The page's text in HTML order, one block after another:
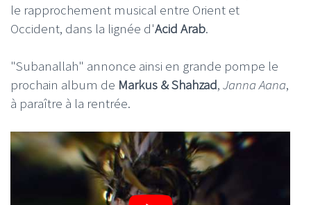
le rapprochement musical entre Orient et
Occident, dans la lignée d'Acid Arab.
"Subanallah" annonce ainsi en grande pompe le
prochain album de Markus & Shahzad, Janna Aana,
à paraître à la rentrée.